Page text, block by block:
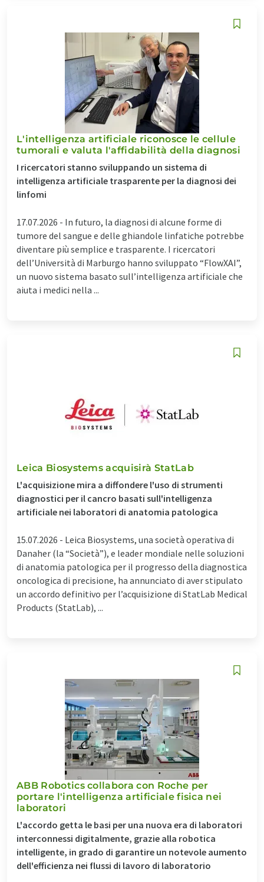
L'intelligenza artificiale riconosce le cellule
tumorali e valuta l'affidabilità della diagnosi
I ricercatori stanno sviluppando un sistema di
intelligenza artificiale trasparente per la diagnosi dei
linfomi
17.07.2026 - In futuro, la diagnosi di alcune forme di
tumore del sangue e delle ghiandole linfatiche potrebbe
diventare più semplice e trasparente. I ricercatori
dell’Università di Marburgo hanno sviluppato “FlowXAI”,
un nuovo sistema basato sull’intelligenza artificiale che
aiuta i medici nella ...
Leica Biosystems acquisirà StatLab
L'acquisizione mira a diffondere l'uso di strumenti
diagnostici per il cancro basati sull'intelligenza
artificiale nei laboratori di anatomia patologica
15.07.2026 - Leica Biosystems, una società operativa di
Danaher (la “Società”), e leader mondiale nelle soluzioni
di anatomia patologica per il progresso della diagnostica
oncologica di precisione, ha annunciato di aver stipulato
un accordo definitivo per l’acquisizione di StatLab Medical
Products (StatLab), ...
ABB Robotics collabora con Roche per
portare l'intelligenza artificiale fisica nei
laboratori
L'accordo getta le basi per una nuova era di laboratori
interconnessi digitalmente, grazie alla robotica
intelligente, in grado di garantire un notevole aumento
dell'efficienza nei flussi di lavoro di laboratorio